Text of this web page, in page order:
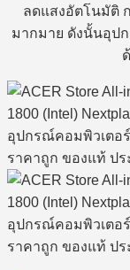
ลดแสงอัตโนมัติ
มากมาย ดังนั้นอุป